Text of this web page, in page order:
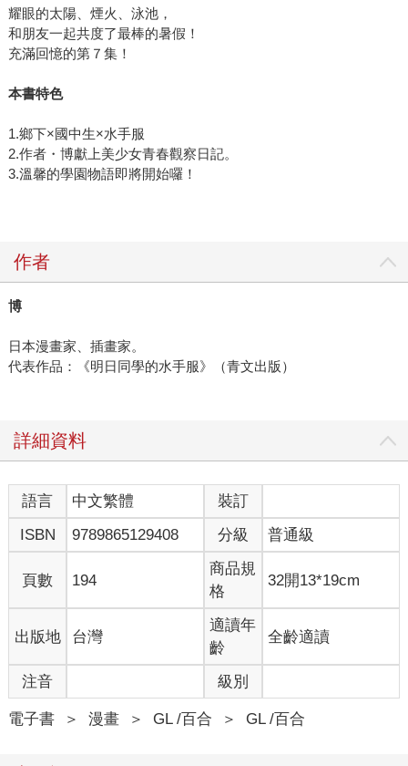
耀眼的太陽、煙火、泳池，
和朋友一起共度了最棒的暑假！
充滿回憶的第７集！
本書特色
1.鄉下×國中生×水手服
2.作者・博獻上美少女青春觀察日記。
3.溫馨的學園物語即將開始囉！
作者
博
日本漫畫家、插畫家。
代表作品：《明日同學的水手服》（青文出版）
詳細資料
語言 中文繁體
裝訂
ISBN
9789865129408 分級 普通級
頁數 194
商品規
格
32開13*19cm
出版地 台灣
適讀年
齡
全齡適讀
注音 級別
電子書 ＞ 漫畫 ＞ GL /百合 ＞ GL /百合